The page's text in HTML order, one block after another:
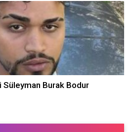
Süleyman Burak Bodur